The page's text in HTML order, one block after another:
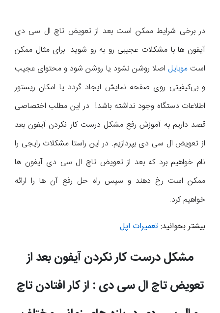
در برخی شرایط ممکن است بعد از تعویض تاچ ال سی دی
آیفون ها با مشکلات عجیبی رو به رو شوید. برای مثال ممکن
استموبایل اصلا روشن نشود یا روشن شود و محتوای عجیب
و بی‌کیفیتی روی صفحه نمایش ایجاد گردد یا امکان ریستور
اطلاعات دستگاه وجود نداشته باشد! در این مطلب اختصاصی
قصد داریم به آموزش رفع مشکل درست کار نکردن آیفون بعد
از تعویض ال سی دی بپردازیم. در این راستا مشکلات رایجی را
نام خواهیم برد که بعد از تعویض تاچ ال سی دی آیفون ها
ممکن است رخ دهند و سپس راه حل رفع آن ها را ارائه
خواهیم کرد.
بیشتر بخوانید:تعمیرات اپل
مشکل درست کار نکردن آیفون بعد از
تعویض تاچ ال سی دی : از کار افتادن تاچ